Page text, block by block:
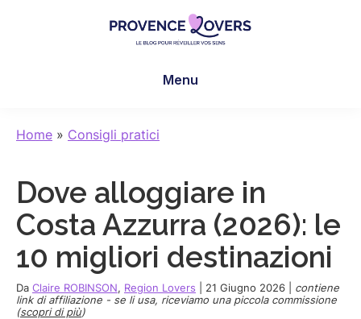
sensi
-
Le
blog
de
Claire
et
Menu
Home » Consigli pratici
Dove alloggiare in
Costa Azzurra (2026): le
10 migliori destinazioni
Da Claire ROBINSON, Region Lovers 21 Giugno 2026
contiene
link di affiliazione - se li usa, riceviamo una piccola commissione
(scopri di più)